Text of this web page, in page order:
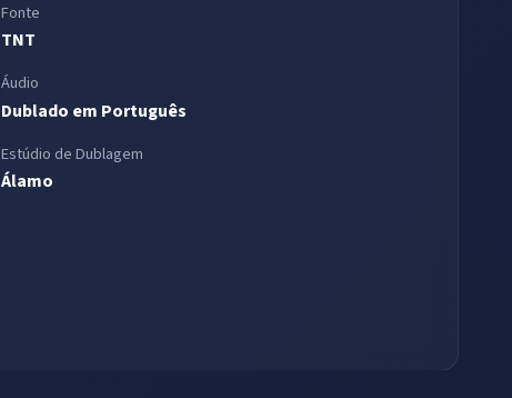
Fonte
TNT
Áudio
Dublado em Português
Estúdio de Dublagem
Álamo